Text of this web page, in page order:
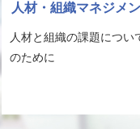
人材・組織マネジメ
人材と組織の課題につい
のために